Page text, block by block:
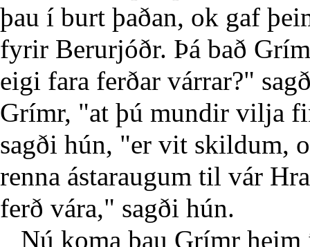
þau í burt þaðan, ok gaf
fyrir Berurjóðr. Þá bað
eigi fara ferðar várrar?"
Grímr, "at þú mundir vilja
sagði hún, "er vit skildum,
renna ástaraugum til vár
ferð vára," sagði hún.
Nú koma þau Grímr